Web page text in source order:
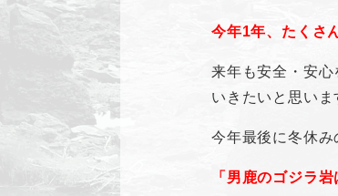
今年1年、たくさ
来年も安全・安
いきたいと思いま
今年最後に冬休み
「男鹿のゴジラ